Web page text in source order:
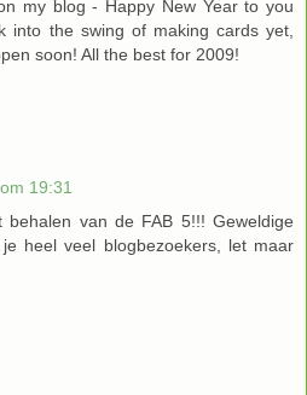
my blog - Happy New Year to you
into the swing of making cards yet,
soon! All the best for 2009!
19:31
behalen van de FAB 5!!! Geweldige
heel veel blogbezoekers, let maar